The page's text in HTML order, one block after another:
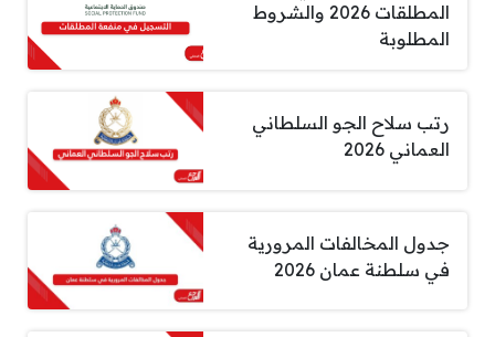
المطلقات 2026 والشروط
المطلوبة
رتب سلاح الجو السلطاني
العماني 2026
جدول المخالفات المرورية
في سلطنة عمان 2026